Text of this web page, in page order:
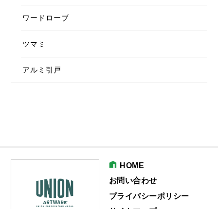
ワードローブ
ツマミ
アルミ引戸
HOME
お問い合わせ
プライバシーポリシー